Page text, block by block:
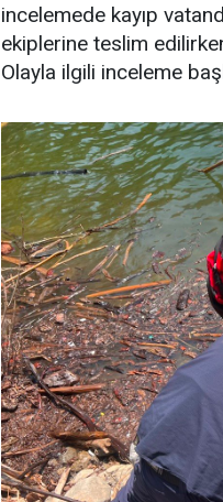
incelemede kayıp
ekiplerine teslim
Olayla ilgili inceleme